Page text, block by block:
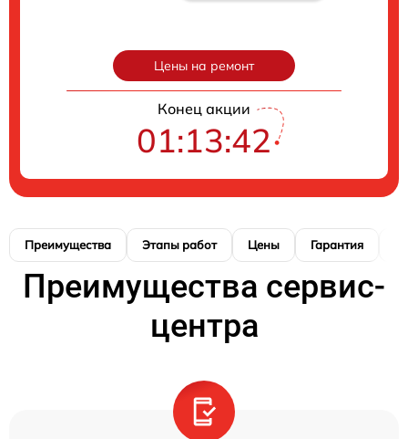
Цены на ремонт
Конец акции
01:13:41
Преимущества Этапы работ Цены Гарантия
Преимущества сервис-
центра